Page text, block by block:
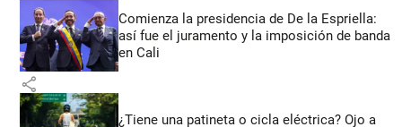
Comienza la presidencia de De la Espriella:
así fue el juramento y la imposición de banda
en Cali
share
¿Tiene una patineta o cicla eléctrica? Ojo a